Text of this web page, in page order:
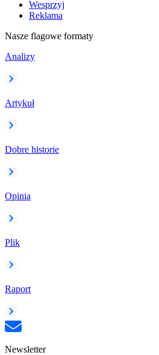
Wesprzyj
Reklama
Nasze flagowe formaty
Analizy
Artykuł
Dobre historie
Opinia
Plik
Raport
Newsletter